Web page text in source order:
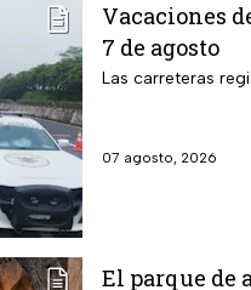
Vacaciones
7 de agosto
Las carreteras
07 agosto, 2026
El parque de